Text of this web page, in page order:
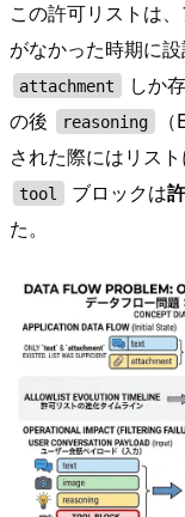
この許可リストは
がなかった時期に
attachment
しか
の後
reasoning
された際にはリス
tool ブロックは
た。